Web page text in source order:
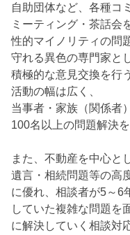
自助団体など、各種コ
ミーティング・茶話会
性的マイノリティの問
守れる異色の専門家と
積極的な意見交換を行
活動の幅は広く、
当事者・家族（関係者
100名以上の問題解決
また、不動産を中心と
遺言・相続問題等の高
に優れ、相談者が5～6
していた複雑な問題を
に解決していく相談対